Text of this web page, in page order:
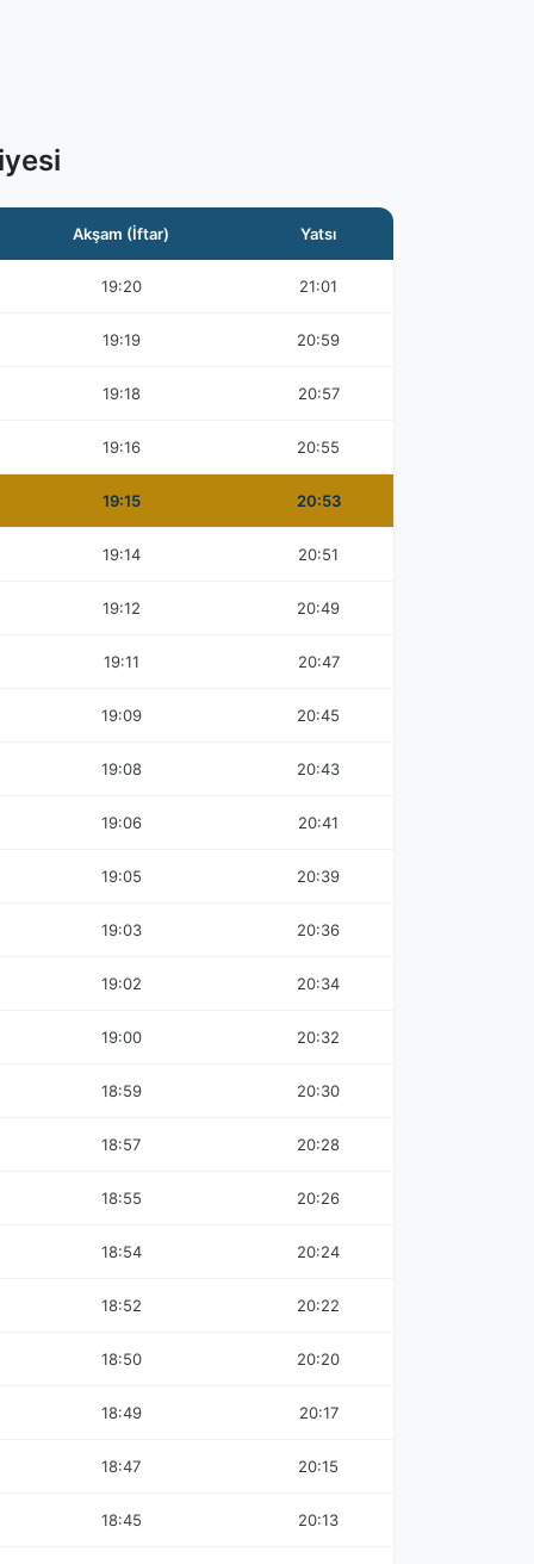
Akşam (İftar) Yatsı
19:20 21:01
19:19 20:59
19:18 20:57
19:16 20:55
19:15 20:53
19:14 20:51
19:12 20:49
19:11 20:47
19:09 20:45
19:08 20:43
19:06 20:41
19:05 20:39
19:03 20:36
19:02 20:34
19:00 20:32
18:59 20:30
18:57 20:28
18:55 20:26
18:54 20:24
18:52 20:22
18:50 20:20
18:49 20:17
18:47 20:15
18:45 20:13